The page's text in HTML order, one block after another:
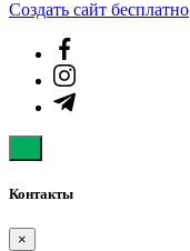
Создать cайт бесплатно
Контакты
×